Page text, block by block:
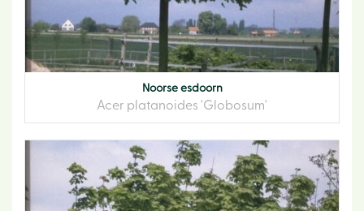
Noorse esdoorn
Acer platanoides 'Globosum'